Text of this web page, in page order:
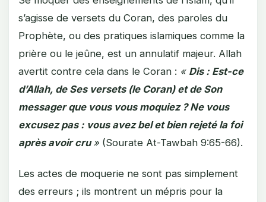
s’agisse de versets du Coran, des paroles du
Prophète, ou des pratiques islamiques comme la
prière ou le jeûne, est un annulatif majeur. Allah
avertit contre cela dans le Coran : « Dis : Est-ce
d’Allah, de Ses versets (le Coran) et de Son
messager que vous vous moquiez ? Ne vous
excusez pas : vous avez bel et bien rejeté la foi
après avoir cru» (Sourate At-Tawbah 9:65-66).
Les actes de moquerie ne sont pas simplement
des erreurs ; ils montrent un mépris pour la